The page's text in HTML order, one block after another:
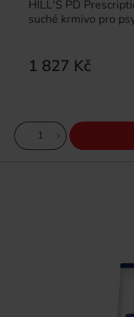
HILL'S PD
suché krmivo pro
1 827 Kč